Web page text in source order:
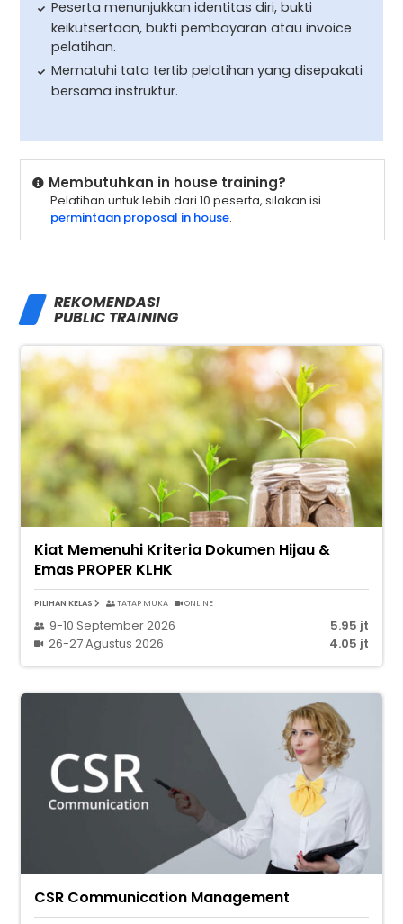
Peserta menunjukkan identitas diri, bukti
keikutsertaan, bukti pembayaran atau invoice
pelatihan.
Mematuhi tata tertib pelatihan yang disepakati
bersama instruktur.
Membutuhkan in house training?
Pelatihan untuk lebih dari 10 peserta, silakan isi
permintaan proposal in house.
REKOMENDASI
PUBLIC TRAINING
Kiat Memenuhi Kriteria Dokumen Hijau &
Emas PROPER KLHK
PILIHAN KELAS TATAP MUKA ONLINE
9-10 September 2026
5.95 jt
26-27 Agustus 2026
4.05 jt
CSR Communication Management